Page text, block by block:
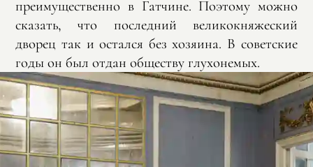
преимущественно в Гатчине. Поэтому можно
сказать, что последний великокняжеский
дворец так и остался без хозяина. В советские
годы он был отдан обществу глухонемых.